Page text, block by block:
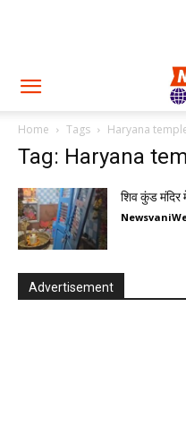
Home Tags Haryana
Tag: Haryana
शिव कुंड मंदिर
Advertisement